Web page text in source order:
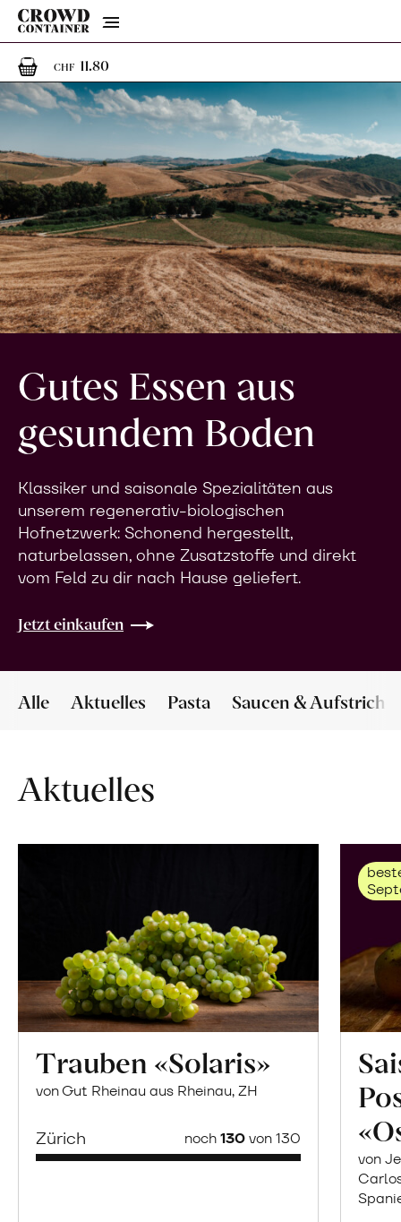
Menu
CHF 11.801 Artikel im Warenkorb
Gutes Essen aus
gesundem Boden
Klassiker und saisonale Spezialitäten aus
unserem regenerativ-biologischen
Hofnetzwerk: Schonend hergestellt,
naturbelassen, ohne Zusatzstoffe und direkt
vom Feld zu dir nach Hause geliefert.
Jetzt einkaufen
Alle Aktuelles Pasta Saucen & Aufstriche
Aktuelles
Trauben «Solaris»
von Gut Rheinau aus Rheinau, ZH
Zürich noch130von 130
von